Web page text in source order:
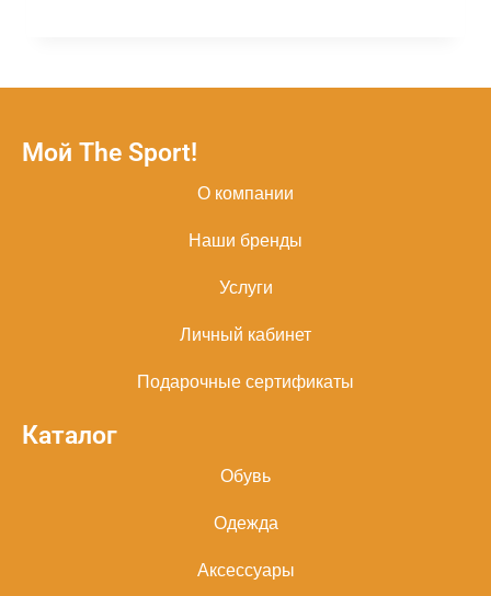
Мой The Sport!
О компании
Наши бренды
Услуги
Личный кабинет
Подарочные сертификаты
Каталог
Обувь
Одежда
Аксессуары